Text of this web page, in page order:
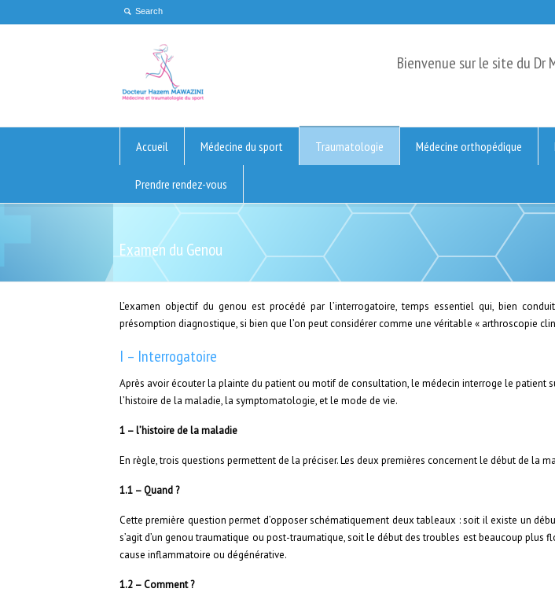
Bienvenue sur le site du Dr
Accueil Médecine du sport Traumatologie Médecine orthopédique
Prendre rendez-vous
Examen du Genou
L’examen objectif du genou est procédé par l’interrogatoire, temps essentiel qui, bien
présomption diagnostique, si bien que l’on peut considérer comme une véritable « arthroscopie
I – Interrogatoire
Après avoir écouter la plainte du patient ou motif de consultation, le médecin interroge le patient
l’histoire de la maladie, la symptomatologie, et le mode de vie.
1 – l’histoire de la maladie
En règle, trois questions permettent de la préciser. Les deux premières concernent le début de la
1.1 – Quand ?
Cette première question permet d’opposer schématiquement deux tableaux : soit il existe un
s’agit d’un genou traumatique ou post-traumatique, soit le début des troubles est beaucoup plus
cause inflammatoire ou dégénérative.
1.2 – Comment ?